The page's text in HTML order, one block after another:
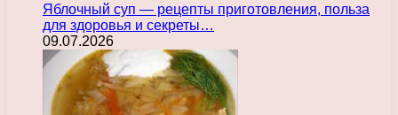
Яблочный суп — рецепты приготовления, польза
для здоровья и секреты…
09.07.2026